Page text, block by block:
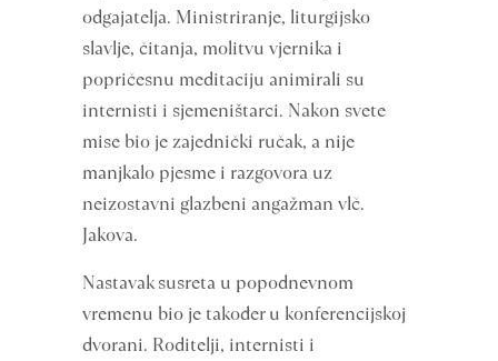
odgajatelja. Ministriranje, liturgijsko
slavlje, čitanja, molitvu vjernika i
popričesnu meditaciju animirali su
internisti i sjemeništarci. Nakon svete
mise bio je zajednički ručak, a nije
manjkalo pjesme i razgovora uz
neizostavni glazbeni angažman vlč.
Jakova.
Nastavak susreta u popodnevnom
vremenu bio je također u konferencijskoj
dvorani. Roditelji, internisti i